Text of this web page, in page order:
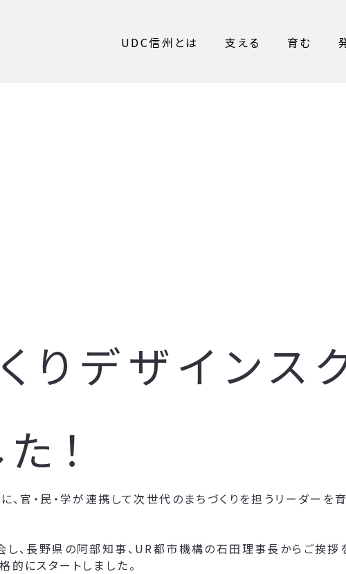
UDC信州とは 支える 育む
りデザイン
！
官・民・学が連携して次世代のまちづくりを担うリーダー
、長野県の阿部知事、UR都市機構の石田理事長からご挨拶
的にスタートしました。